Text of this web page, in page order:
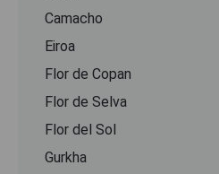
Camacho
Eiroa
Flor de Copan
Flor de Selva
Flor del Sol
Gurkha